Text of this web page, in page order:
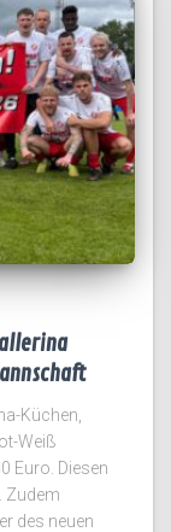
Küchen,
Weiß
Euro. Diesen
Zudem
des neuen